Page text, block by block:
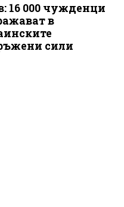
16 000 чужденци
в
сили